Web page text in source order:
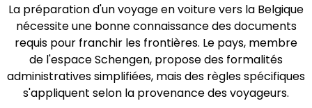
La préparation d'un voyage en voiture vers la Belgique
nécessite une bonne connaissance des documents
requis pour franchir les frontières. Le pays, membre
de l'espace Schengen, propose des formalités
administratives simplifiées, mais des règles spécifiques
s'appliquent selon la provenance des voyageurs.